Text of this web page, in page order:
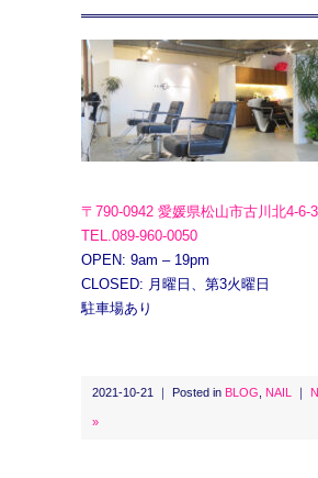
〒790-0942 愛媛県松山市古川北4-6-
TEL.089-960-0050
OPEN: 9am – 19pm
CLOSED: 月曜日、第3火曜日
駐車場あり
2021-10-21 ｜ Posted in BLOG NAIL ｜
»